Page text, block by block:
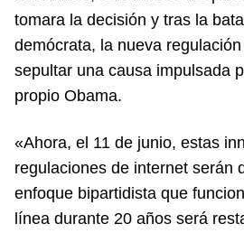
tomara la decisión y tras la
demócrata, la nueva
sepultar una causa impulsada
propio Obama.
«Ahora, el 11 de junio, estas
regulaciones de internet serán
enfoque bipartidista que
línea durante 20 años será